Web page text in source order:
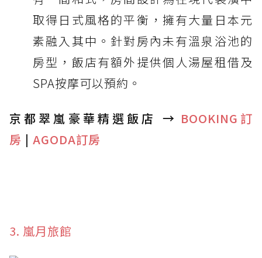
取得日式風格的平衡，擁有大量日本元
素融入其中。針對房內未有溫泉浴池的
房型，飯店有額外提供個人湯屋租借及
SPA按摩可以預約。
京都翠嵐豪華精選飯店 → BOOKING訂
房 | AGODA訂房
3. 嵐月旅館